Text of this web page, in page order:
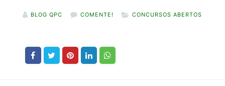
BLOG QPC COMENTE! CONCURSOS ABERTOS